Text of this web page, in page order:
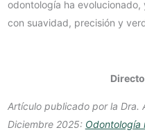
odontología ha
con suavidad, precisión y
Artículo publicado por la Dra.
Diciembre 2025: Odontología